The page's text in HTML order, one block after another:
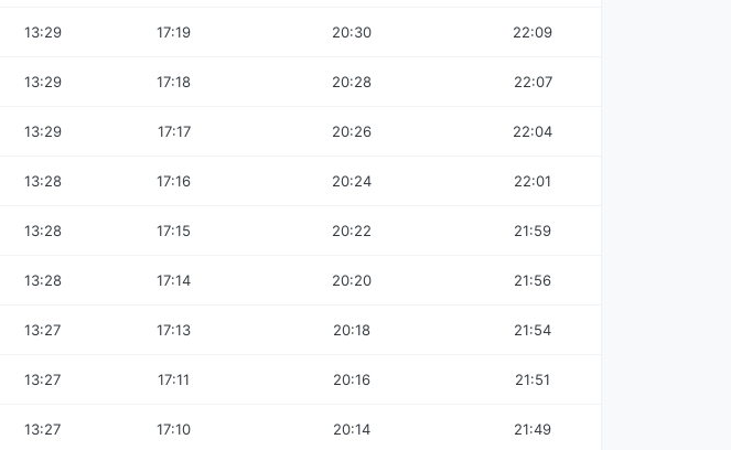
13:29 17:19 20:30 22:09
13:29 17:18 20:28 22:07
13:29 17:17 20:26 22:04
13:28 17:16 20:24 22:01
13:28 17:15 20:22 21:59
13:28 17:14 20:20 21:56
13:27 17:13 20:18 21:54
13:27 17:11 20:16 21:51
13:27 17:10 20:14 21:49